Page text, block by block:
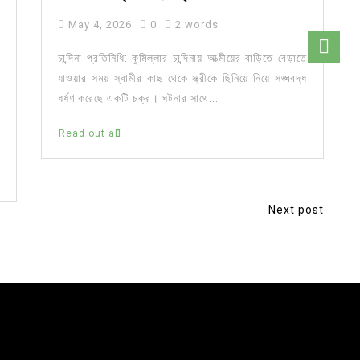
May 4, 2026 0 2 words
চান্দিনা প্রতিনিধি: কুমিল্লার চান্দিনায় আত্মীয়ের বাড়িতে বেড়াতে
যাওয়ার সময় স্বামীর কাছ থেকে স্ত্রীকে ছিনিয়ে নিয়ে সঙ্ঘবদ্ধ
ধর্ষণ করেছে একটি চক্র। ঘটনার সাথে...
Read out all
Next post